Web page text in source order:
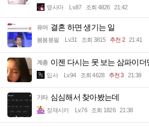
옆사마 Lv.87 조회 4826 21:42
유머 결혼 하면 생기는 일
봄봄봉필 Lv.31 조회 3815 추천 2 21:41
계층 이젠 다시는 못 보는 삼파이더
입사 Lv.94 조회 4628 추천 3 21:38
기타 심심해서 찾아봤는데
장재시카 Lv.76 조회 1826 21:38